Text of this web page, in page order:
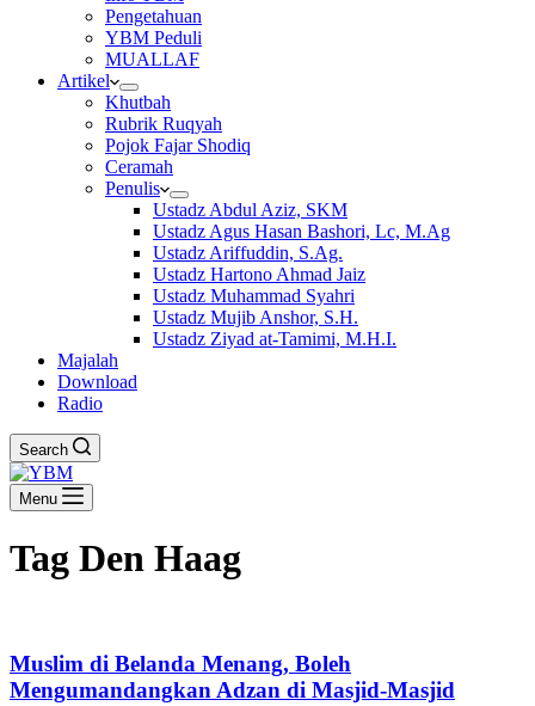
Pengetahuan
YBM Peduli
MUALLAF
Artikel
Khutbah
Rubrik Ruqyah
Pojok Fajar Shodiq
Ceramah
Penulis
Ustadz Abdul Aziz, SKM
Ustadz Agus Hasan Bashori, Lc, M.Ag
Ustadz Ariffuddin, S.Ag.
Ustadz Hartono Ahmad Jaiz
Ustadz Muhammad Syahri
Ustadz Mujib Anshor, S.H.
Ustadz Ziyad at-Tamimi, M.H.I.
Majalah
Download
Radio
Search
Menu
Tag Den Haag
Muslim di Belanda Menang, Boleh
Mengumandangkan Adzan di Masjid-Masjid